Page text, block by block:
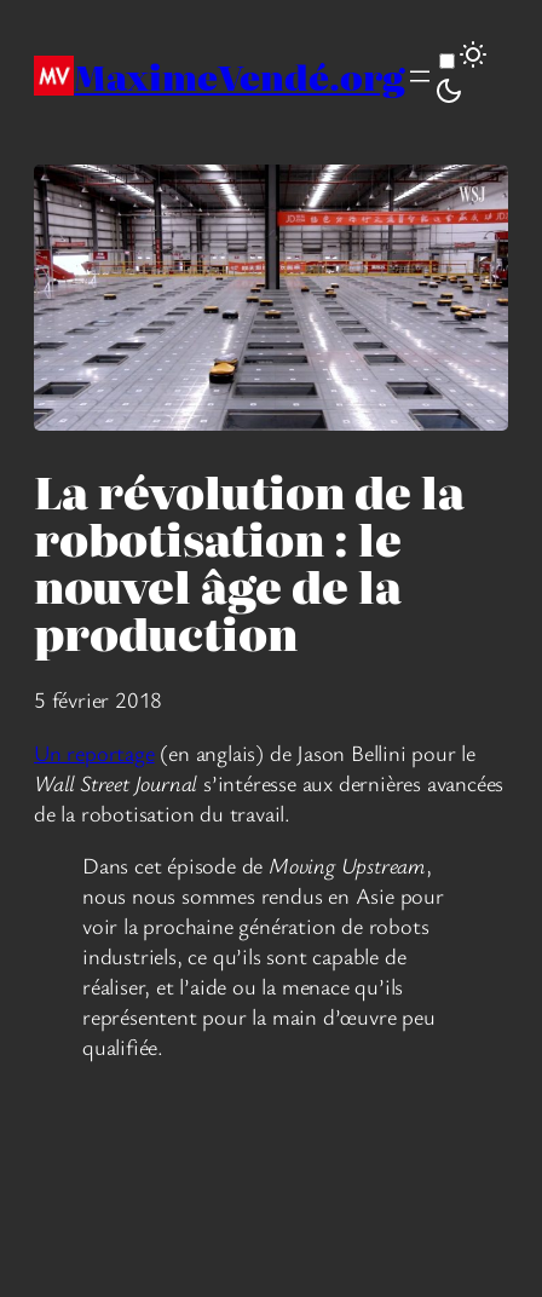
contenuMaximeVendé.org
La révolution de la
robotisation : le
nouvel âge de la
production
5 février 2018
Un reportage(en anglais) de Jason Bellini pour le
Wall Street Journal s’intéresse aux dernières avancées
de la robotisation du travail.
Dans cet épisode de Moving Upstream,
nous nous sommes rendus en Asie pour
voir la prochaine génération de robots
industriels, ce qu’ils sont capable de
réaliser, et l’aide ou la menace qu’ils
représentent pour la main d’œuvre peu
qualifiée.